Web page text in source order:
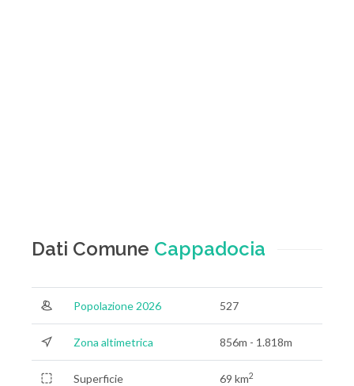
Dati Comune Cappadocia
Popolazione 2026 527
Zona altimetrica 856m - 1.818m
Superficie 69 km2